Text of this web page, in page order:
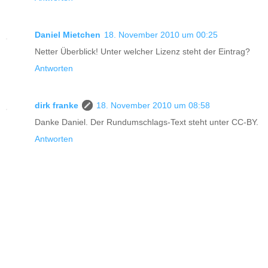
Daniel Mietchen 18. November 2010 um 00:25
Netter Überblick! Unter welcher Lizenz steht der Eintrag?
Antworten
dirk franke
18. November 2010 um 08:58
Danke Daniel. Der Rundumschlags-Text steht unter CC-BY.
Antworten